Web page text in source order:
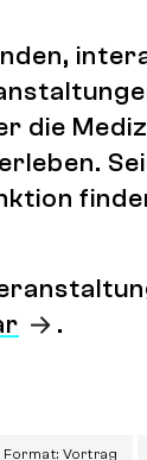
die
.
Format: Vortrag